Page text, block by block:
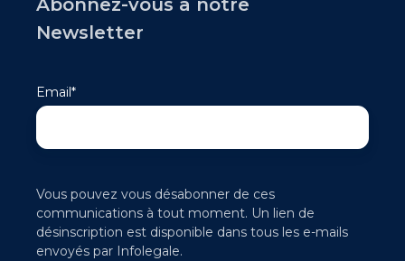
Newsletter
Email*
Vous pouvez vous désabonner de ces
communications à tout moment. Un lien de
désinscription est disponible dans tous les e-mails
envoyés par Infolegale.